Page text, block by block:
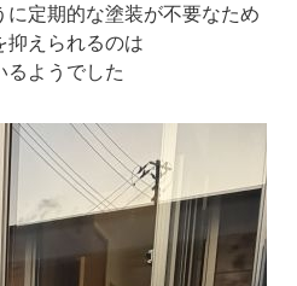
定期的な塗装が不要なため
抑えられるのは
るようでした